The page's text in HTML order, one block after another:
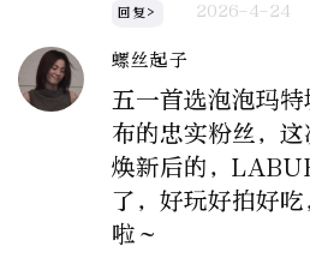
回复> 2026-4-24
螺丝起子
五一首选泡泡玛
布的忠实粉丝，
焕新后的，
了，好玩好拍好
啦～